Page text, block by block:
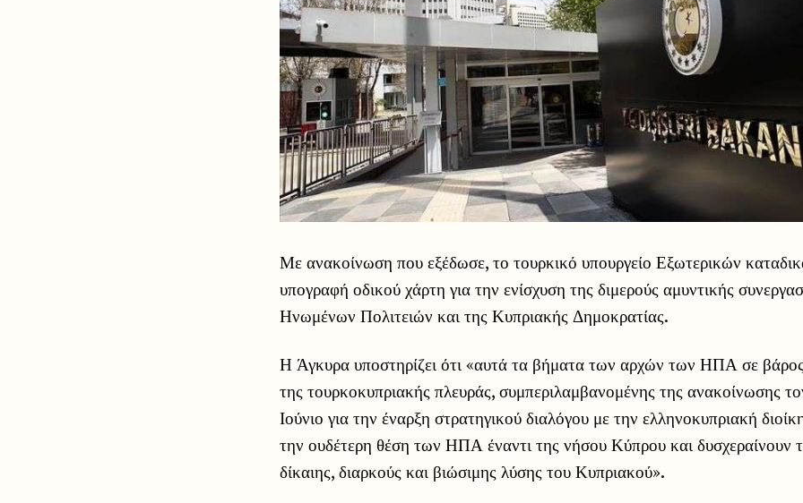
Με ανακοίνωση που εξέδωσε, το τουρκικό υπουργείο Εξωτερικών
υπογραφή οδικού χάρτη για την ενίσχυση της διμερούς αμυντικής
Ηνωμένων Πολιτειών και της Κυπριακής Δημοκρατίας.
Η Άγκυρα υποστηρίζει ότι «αυτά τα βήματα των αρχών των ΗΠΑ σε
της τουρκοκυπριακής πλευράς, συμπεριλαμβανομένης της ανακοίνωσης
Ιούνιο για την έναρξη στρατηγικού διαλόγου με την ελληνοκυπριακή
την ουδέτερη θέση των ΗΠΑ έναντι της νήσου Κύπρου και δυσχεραίνουν
δίκαιης, διαρκούς και βιώσιμης λύσης του Κυπριακού».